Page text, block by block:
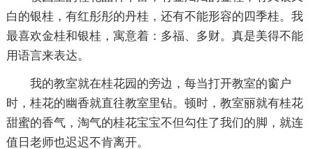
白的银桂，有红彤彤的丹桂，还有不能形容的四季桂。我
最喜欢金桂和银桂，寓意着：多福、多财。真是美得不能
用语言来表达。
我的教室就在桂花园的旁边，每当打开教室的窗户
时，桂花的幽香就直往教室里钻。顿时，教室丽就有桂花
甜蜜的香气，淘气的桂花宝宝不但勾住了我们的脚，就连
值日老师也迟迟不肯离开。